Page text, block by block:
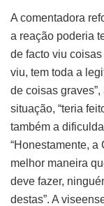
A comentadora
a reação poderia
de facto viu
viu, tem toda a
de coisas
situação, “teria
também a
“Honestamente, a
melhor maneira
deve fazer,
destas”. A